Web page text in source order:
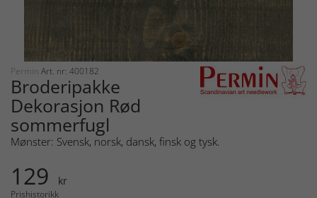
Permin Art. nr: 400182
Broderipakke
Dekorasjon Rød
sommerfugl
Mønster: Svensk, norsk, dansk, finsk og tysk.
129 kr
Prishistorikk